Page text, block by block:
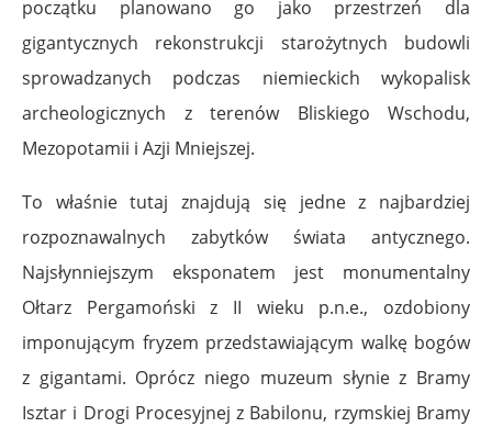
początku planowano go jako przestrzeń dla
gigantycznych rekonstrukcji starożytnych budowli
sprowadzanych podczas niemieckich wykopalisk
archeologicznych z terenów Bliskiego Wschodu,
Mezopotamii i Azji Mniejszej.
To właśnie tutaj znajdują się jedne z najbardziej
rozpoznawalnych zabytków świata antycznego.
Najsłynniejszym eksponatem jest monumentalny
Ołtarz Pergamoński z II wieku p.n.e., ozdobiony
imponującym fryzem przedstawiającym walkę bogów
z gigantami. Oprócz niego muzeum słynie z Bramy
Isztar i Drogi Procesyjnej z Babilonu, rzymskiej Bramy